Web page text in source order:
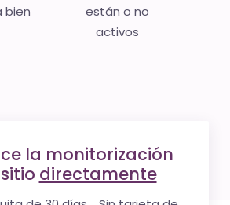
bien
están o no
activos
la monitorización
directamente